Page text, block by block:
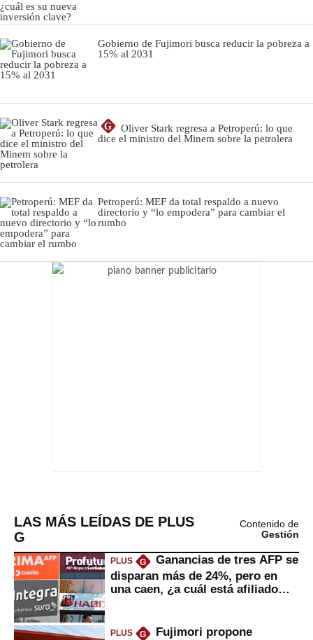
Gobierno de Fujimori busca reducir la pobreza a
15% al 2031
G
Oliver Stark regresa a Petroperú: lo que
dice el ministro del Minem sobre la petrolera
Petroperú: MEF da total respaldo a nuevo
directorio y “lo empodera” para cambiar el
rumbo
LAS MÁS LEÍDAS DE PLUS
G
Contenido de
Gestión
PLUS G
Ganancias de tres AFP se
disparan más de 24%, pero en
una caen, ¿a cuál está afiliado
PLUS G
Fujimori propone